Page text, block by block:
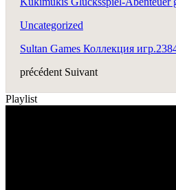
Uncategorized
Sultan Games Коллекция
précédent Suivant
Playlist